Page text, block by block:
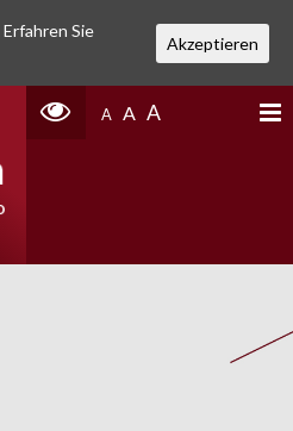
A A A
Erfahren Sie
Akzeptieren